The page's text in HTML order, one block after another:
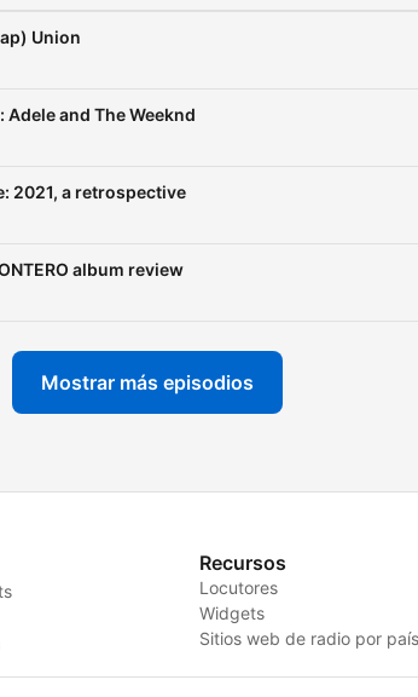
Union
and The Weeknd
2021, a retrospective
album review
Mostrar más episodios
Recursos
Locutores
Widgets
Sitios web de radio por